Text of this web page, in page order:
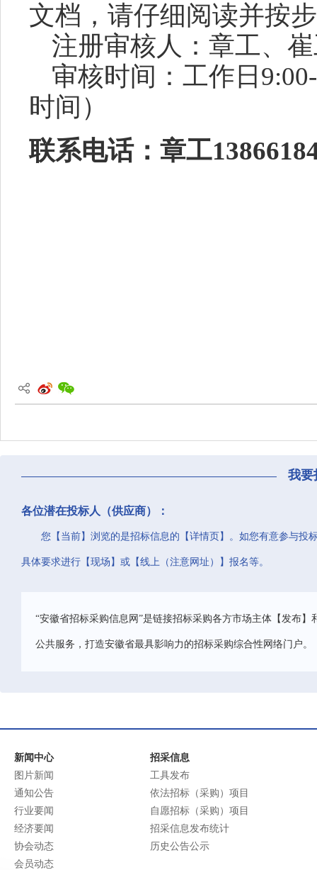
文档，请仔细阅读并按
注册审核人：章工、
审核时间：工作日
时间）
联系电话：章工
我要
各位潜在投标人（供应商）：
您【当前】浏览的是招标信息的【详情页】。如您有意参与投
具体要求进行【现场】或【线上（注意网址）】报名等。
“安徽省招标采购信息网”是链接招标采购各方市场主体【发布
公共服务，打造安徽省最具影响力的招标采购综合性网络门户。
新闻中心
图片新闻
通知公告
行业要闻
经济要闻
协会动态
会员动态
招采信息
工具发布
依法招标（采购）项目
自愿招标（采购）项目
招采信息发布统计
历史公告公示